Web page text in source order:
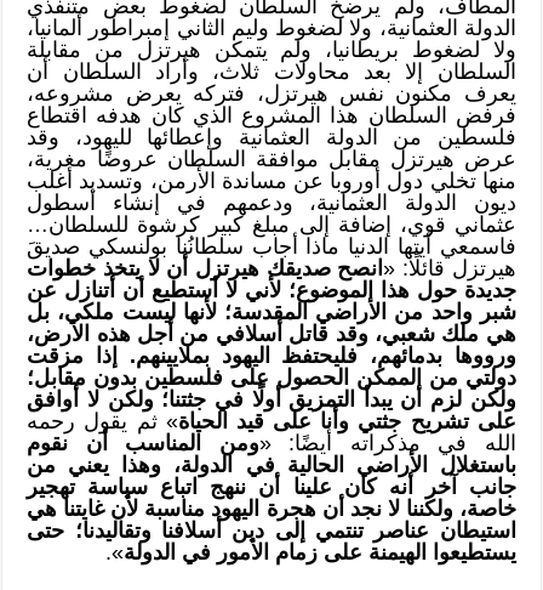
المطاف، ولم يرضخ السلطان لضغوط بعض متنفذي
الدولة العثمانية، ولا لضغوط وليم الثاني إمبراطور ألمانيا،
ولا لضغوط بريطانيا، ولم يتمكن هيرتزل من مقابلة
السلطان إلا بعد محاولات ثلاث، وأراد السلطان أن
يعرف مكنون نفس هيرتزل، فتركه يعرض مشروعه،
فرفض السلطان هذا المشروع الذي كان هدفه اقتطاع
فلسطين من الدولة العثمانية وإعطائها لليهود، وقد
عرض هيرتزل مقابل موافقة السلطان عروضًا مغرية،
منها تخلي دول أوروبا عن مساندة الأرمن، وتسديد أغلب
ديون الدولة العثمانية، ودعمهم في إنشاء أسطول
عثماني قوي، إضافة إلى مبلغ كبير كرشوة للسلطان…
فاسمعي أيتها الدنيا ماذا أجاب سلطانُنا بولنسكي صديقَ
هيرتزل قائلًا: «انصح صديقك هيرتزل أن لا يتخذ خطوات
جديدة حول هذا الموضوع؛ لأني لا أستطيع أن أتنازل عن
شبر واحد من الأراضي المقدسة؛ لأنها ليست ملكي، بل
هي ملك شعبي، وقد قاتل أسلافي من أجل هذه الأرض،
ورووها بدمائهم، فليحتفظ اليهود بملايينهم. إذا مزقت
دولتي من الممكن الحصول على فلسطين بدون مقابل؛
ولكن لزم أن يبدأ التمزيق أولًا في جثتنا؛ ولكن لا أوافق
على تشريح جثتي وأنا على قيد الحياة» ثم يقول رحمه
الله في مذكراته أيضًا: «ومن المناسب أن نقوم
باستغلال الأراضي الحالية في الدولة، وهذا يعني من
جانب آخر أنه كان علينا أن ننهج اتباع سياسة تهجير
خاصة، ولكننا لا نجد أن هجرة اليهود مناسبة لأن غايتنا هي
استيطان عناصر تنتمي إلى دين أسلافنا وتقاليدنا؛ حتى
يستطيعوا الهيمنة على زمام الأمور في الدولة».